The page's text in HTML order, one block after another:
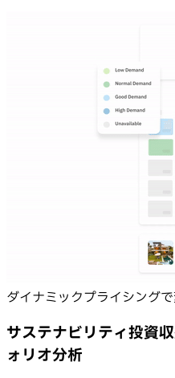
ダイナミックプライシング
サステナビリティ投資
ォリオ分析